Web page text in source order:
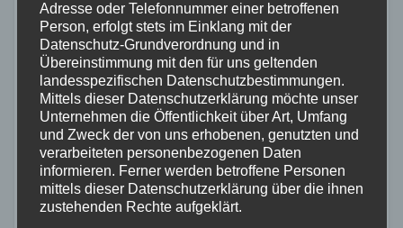
MAYEN-KOBLENZ POLIZEI
Verfolgungsfahrt durch Koblenz endet
mit Unfall und Festnahme
24. JULI 2026
Eine Flucht vor der Polizei hat am Mittwoch,
Adresse oder Telefonnummer einer betroffenen
Person, erfolgt stets im Einklang mit der
Datenschutz-Grundverordnung und in
Übereinstimmung mit den für uns geltenden
landesspezifischen Datenschutzbestimmungen.
Mittels dieser Datenschutzerklärung möchte unser
Unternehmen die Öffentlichkeit über Art, Umfang
und Zweck der von uns erhobenen, genutzten und
verarbeiteten personenbezogenen Daten
informieren. Ferner werden betroffene Personen
mittels dieser Datenschutzerklärung über die ihnen
zustehenden Rechte aufgeklärt.